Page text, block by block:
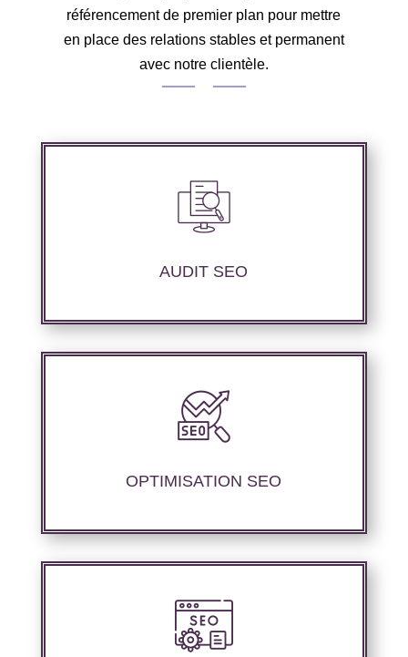
référencement de premier plan pour mettre
en place des relations stables et permanent
avec notre clientèle.
AUDIT SEO
Audit complet de votre site web à travers les
mots clés pertinents, les principaux
OPTIMISATION SEO
Nous proposons des services d’optimisation
technique de site internet et d’ajustement de
performances de référencement..
Nous offrons un suivi et un rapport de
positionnement détaillé pour vous aider à